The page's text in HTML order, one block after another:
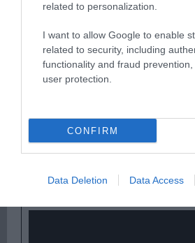
related to personalization.
I want to allow Google to enable
related to security, including
functionality and fraud
user protection.
CONFIRM
Data Deletion Data Access
I ADORE YOU – HUGEL X TOPIC X